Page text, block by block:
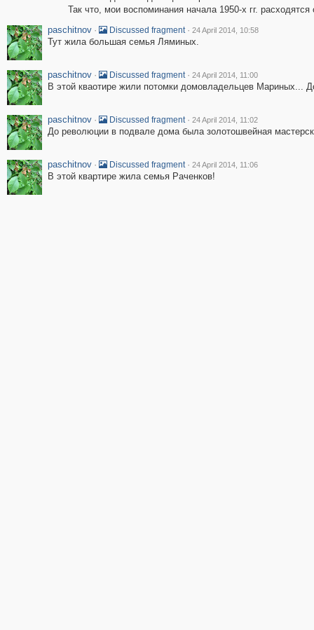
Так что, мои воспоминания начала 1950-х гг.
paschitnov · Discussed fragment · 24 April 2014, 10:58
Тут жила большая семья Ляминых.
paschitnov · Discussed fragment · 24 April 2014, 11:00
В этой кваотире жили потомки домовладельцев
paschitnov · Discussed fragment · 24 April 2014, 11:02
До революции в подвале дома была золотошвейная
paschitnov · Discussed fragment · 24 April 2014, 11:06
В этой квартире жила семья Раченков!